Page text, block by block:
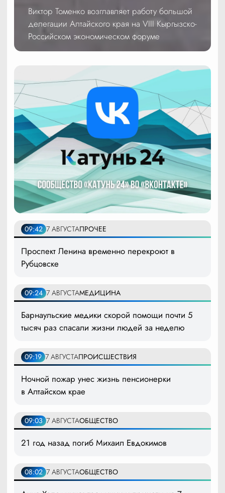
Виктор Томенко возглавляет работу большой
делегации Алтайского края на VIII Кыргызско-
Российском экономическом форуме
09:42 7 АВГУСТАПРОЧЕЕ
Проспект Ленина временно перекроют в
Рубцовске
09:24 7 АВГУСТАМЕДИЦИНА
Барнаульские медики скорой помощи почти 5
тысяч раз спасали жизни людей за неделю
09:19 7 АВГУСТАПРОИСШЕСТВИЯ
Ночной пожар унес жизнь пенсионерки
в Алтайском крае
09:03 7 АВГУСТАОБЩЕСТВО
21 год назад погиб Михаил Евдокимов
08:02 7 АВГУСТАОБЩЕСТВО